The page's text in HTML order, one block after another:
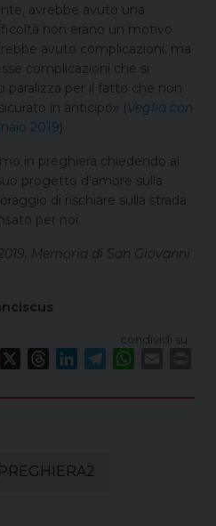
avrebbe avuto una
non erano un motivo
avuto complicazioni, ma
complicazioni che si
paralizza per il fatto che non
in anticipo» (Veglia con
2019).
in preghiera chiedendo al
progetto d’amore sulla
di rischiare sulla strada
per noi.
Memoria di San Giovanni
condividi su
r
d
n
d
l
a
a
i